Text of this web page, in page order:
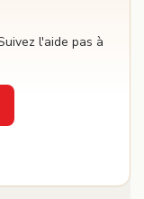
l'aide pas à